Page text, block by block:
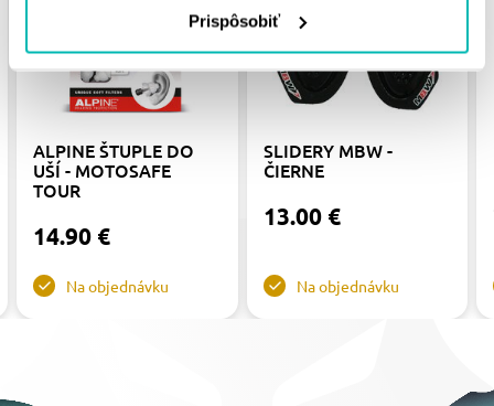
Prispôsobiť
ALPINE ŠTUPLE DO
UŠÍ - MOTOSAFE
TOUR
14.90 €
Na objednávku
SLIDERY MBW -
ČIERNE
13.00 €
Na objednávku